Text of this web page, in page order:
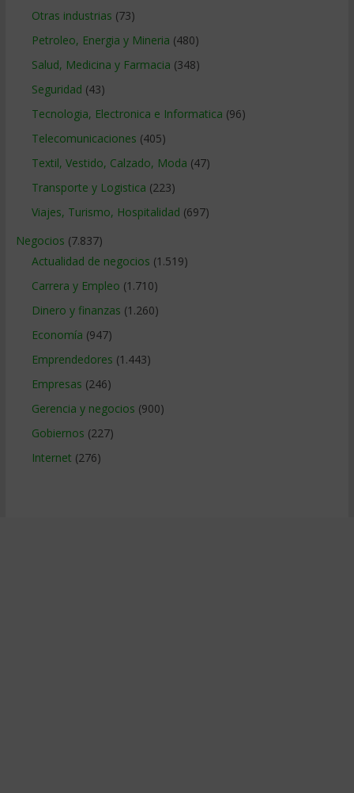
Otras industrias (73)
Petroleo, Energia y Mineria (480)
Salud, Medicina y Farmacia (348)
Seguridad (43)
Tecnologia, Electronica e Informatica (96)
Telecomunicaciones (405)
Textil, Vestido, Calzado, Moda (47)
Transporte y Logistica (223)
Viajes, Turismo, Hospitalidad (697)
Negocios (7.837)
Actualidad de negocios (1.519)
Carrera y Empleo (1.710)
Dinero y finanzas (1.260)
Economía (947)
Emprendedores (1.443)
Empresas (246)
Gerencia y negocios (900)
Gobiernos (227)
Internet (276)